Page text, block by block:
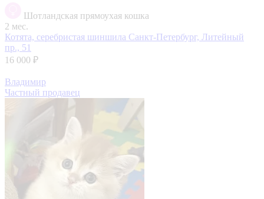
Шотландская прямоухая кошка
2 мес.
Котята, серебристая шиншила Санкт-Петербург, Литейный
пр., 51
16 000 ₽
Владимир
Частный продавец